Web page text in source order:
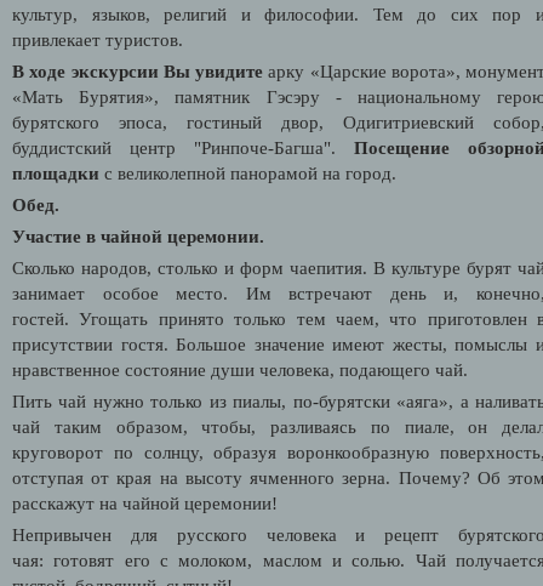
культур, языков, религий и философии. Тем до сих пор
привлекает туристов.
В ходе экскурсии Вы увидите арку «Царские ворота»,
«Мать Бурятия», памятник Гэсэру - национальному
бурятского эпоса, гостиный двор, Одигитриевский
буддистский центр "Ринпоче-Багша". Посещение
площадки с великолепной панорамой на город.
Обед.
Участие в чайной церемонии.
Сколько народов, столько и форм чаепития. В культуре бурят
занимает особое место. Им встречают день и,
гостей. Угощать принято только тем чаем, что приготовлен
присутствии гостя. Большое значение имеют жесты, помыслы
нравственное состояние души человека, подающего чай.
Пить чай нужно только из пиалы, по-бурятски «аяга», а
чай таким образом, чтобы, разливаясь по пиале, он
круговорот по солнцу, образуя воронкообразную
отступая от края на высоту ячменного зерна. Почему? Об
расскажут на чайной церемонии!
Непривычен для русского человека и рецепт
чая:готовят его с молоком, маслом и солью. Чай